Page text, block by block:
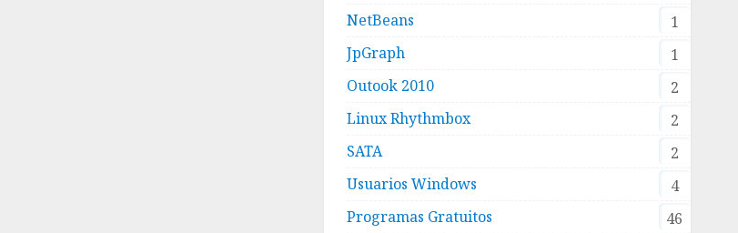
NetBeans
1
JpGraph
1
Outook 2010
2
Linux Rhythmbox
2
SATA
2
Usuarios Windows
4
Programas Gratuitos
46